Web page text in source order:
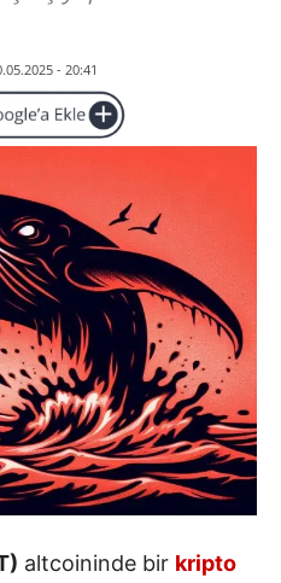
- 20:41
altcoininde bir kripto